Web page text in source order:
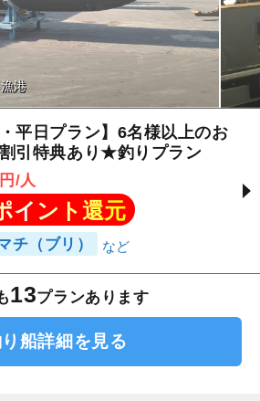
港
・平日プラン】6名様以上のお
引特典あり★釣りプラン
円/人
イント還元
チ（ブリ）
13プランあります
船詳細を見る